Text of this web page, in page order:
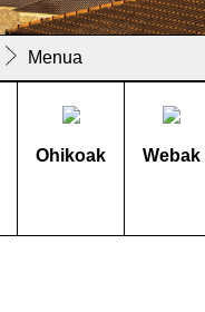
Menua
Ohikoak Webak